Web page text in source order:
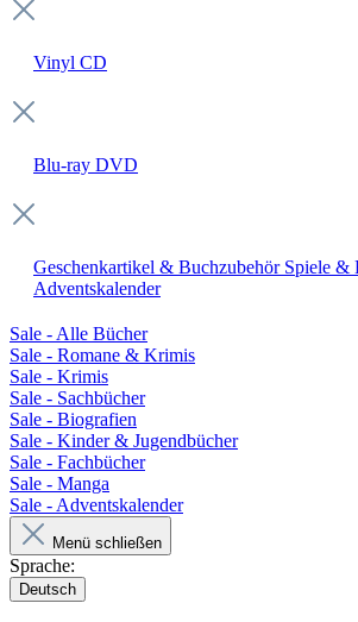
Vinyl CD
Blu-ray DVD
Geschenkartikel & Buchzubehör Spiele &
Adventskalender
Sale - Alle Bücher
Sale - Romane & Krimis
Sale - Krimis
Sale - Sachbücher
Sale - Biografien
Sale - Kinder & Jugendbücher
Sale - Fachbücher
Sale - Manga
Sale - Adventskalender
Menü schließen
Sprache:
Deutsch